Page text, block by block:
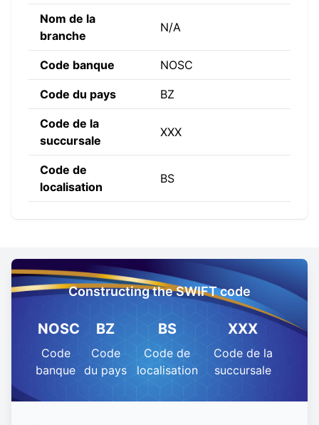
Nom de la
branche
N/A
Code banque NOSC
Code du pays BZ
Code de la
succursale
XXX
Code de
localisation
BS
Constructing the SWIFT code
NOSC
Code
banque
BZ
Code
du pays
BS
Code de
localisation
XXX
Code de la
succursale